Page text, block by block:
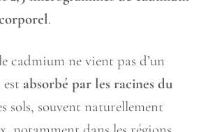
.
cadmium ne vient pas d’un
absorbé par les racines du
sols, souvent naturellement